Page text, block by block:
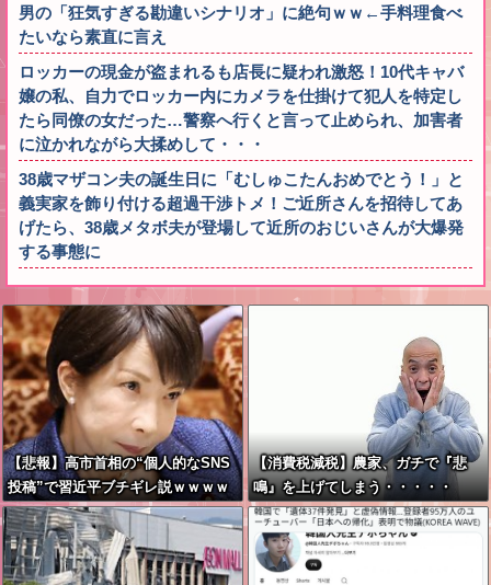
男の「狂気すぎる勘違いシナリオ」に絶句ｗｗ←手料理食べ
たいなら素直に言え
ロッカーの現金が盗まれるも店長に疑われ激怒！10代キャバ
嬢の私、自力でロッカー内にカメラを仕掛けて犯人を特定し
たら同僚の女だった…警察へ行くと言って止められ、加害者
に泣かれながら大揉めして・・・
38歳マザコン夫の誕生日に「むしゅこたんおめでとう！」と
義実家を飾り付ける超過干渉トメ！ご近所さんを招待してあ
げたら、38歳メタボ夫が登場して近所のおじいさんが大爆発
する事態に
【悲報】高市首相の“個人的なSNS
投稿”で習近平ブチギレ説ｗｗｗｗ
ｗ
【消費税減税】農家、ガチで『悲
鳴』を上げてしまう・・・・・